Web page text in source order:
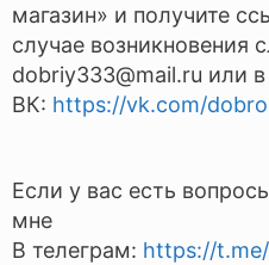
магазин» и получите
случае возникновения
dobriy333@mail.ru или в
ВК: https://vk.com/
Если у вас есть
мне
В телеграм: https://